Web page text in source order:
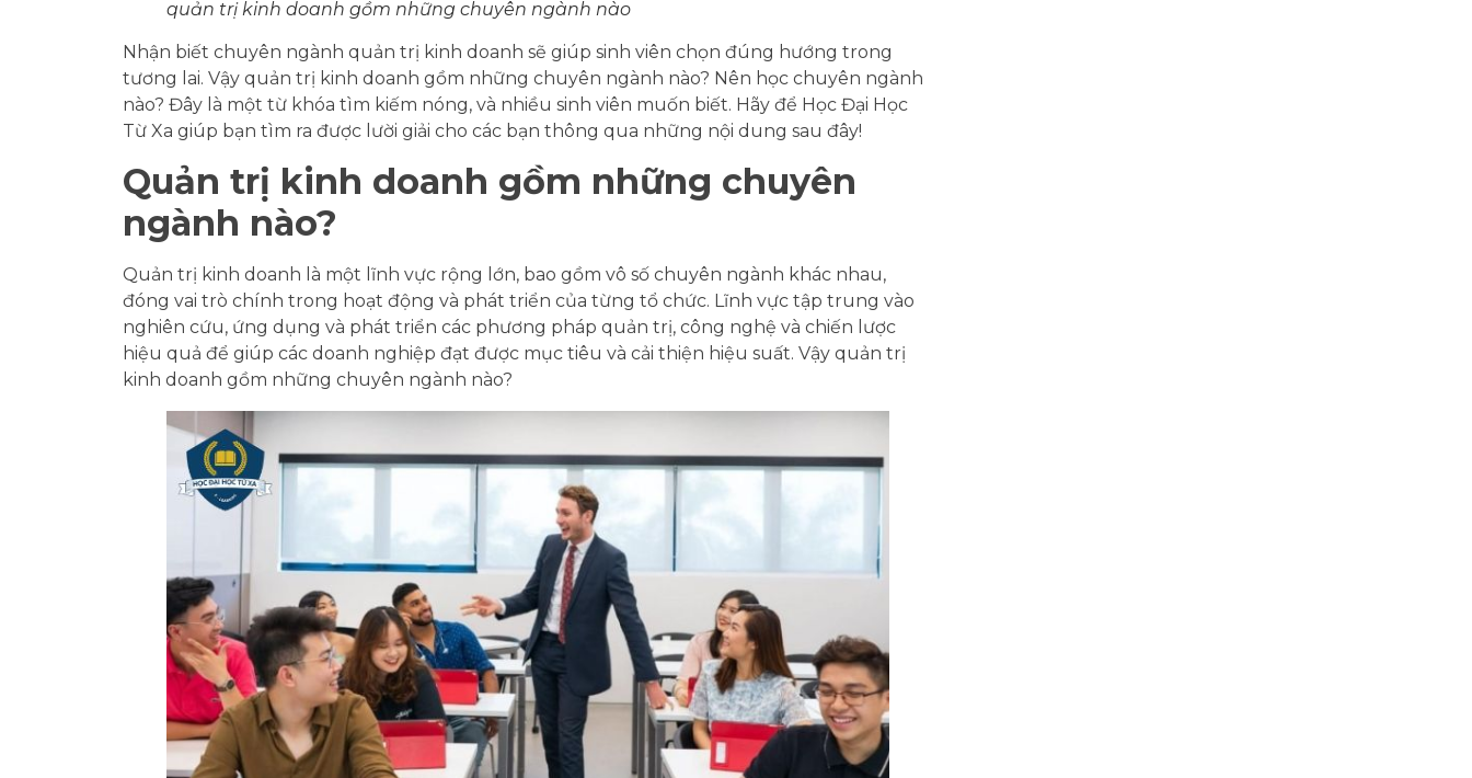
quản trị kinh doanh gồm những chuyên ngành nào
Nhận biết chuyên ngành quản trị kinh doanh sẽ giúp sinh viên chọn đúng hướng trong
tương lai. Vậy quản trị kinh doanh gồm những chuyên ngành nào? Nên học chuyên ngành
nào? Đây là một từ khóa tìm kiếm nóng, và nhiều sinh viên muốn biết. Hãy để Học Đại Học
Từ Xa giúp bạn tìm ra được lười giải cho các bạn thông qua những nội dung sau đây!
Quản trị kinh doanh gồm những chuyên
ngành nào?
Quản trị kinh doanh là một lĩnh vực rộng lớn, bao gồm vô số chuyên ngành khác nhau,
đóng vai trò chính trong hoạt động và phát triển của từng tổ chức. Lĩnh vực tập trung vào
nghiên cứu, ứng dụng và phát triển các phương pháp quản trị, công nghệ và chiến lược
hiệu quả để giúp các doanh nghiệp đạt được mục tiêu và cải thiện hiệu suất. Vậy quản trị
kinh doanh gồm những chuyên ngành nào?